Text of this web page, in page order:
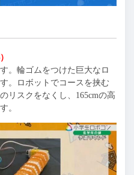
。輪ゴムをつけた巨大なロ
。ロボットでコースを挟む
リスクをなくし、165cmの高
。